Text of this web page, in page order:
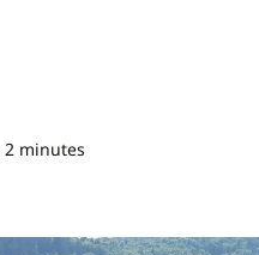
2 minutes